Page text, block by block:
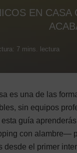
EN
7 mins. lectura
es una de las
sin equipos
guía
con alambre—
desde el primer